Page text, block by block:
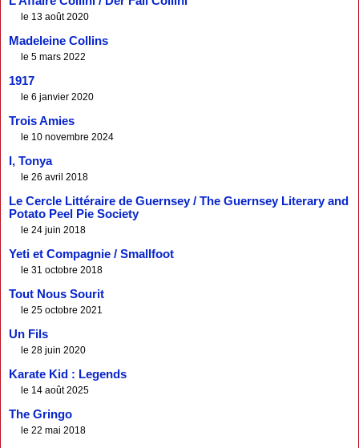
le 13 août 2020
Madeleine Collins
le 5 mars 2022
1917
le 6 janvier 2020
Trois Amies
le 10 novembre 2024
I, Tonya
le 26 avril 2018
Le Cercle Littéraire de Guernsey / The Guernsey Literary and
Potato Peel Pie Society
le 24 juin 2018
Yeti et Compagnie / Smallfoot
le 31 octobre 2018
Tout Nous Sourit
le 25 octobre 2021
Un Fils
le 28 juin 2020
Karate Kid : Legends
le 14 août 2025
The Gringo
le 22 mai 2018